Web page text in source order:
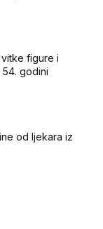
vitke figure i
godini
od ljekara iz